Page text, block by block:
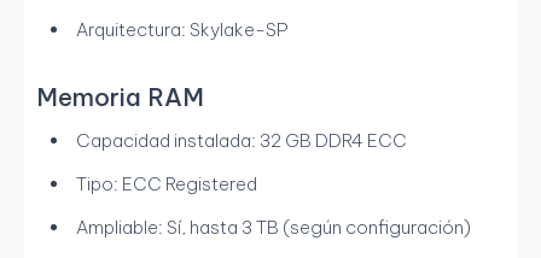
Arquitectura: Skylake-SP
Memoria RAM
Capacidad instalada: 32 GB DDR4 ECC
Tipo: ECC Registered
Ampliable: Sí, hasta 3 TB (según configuración)